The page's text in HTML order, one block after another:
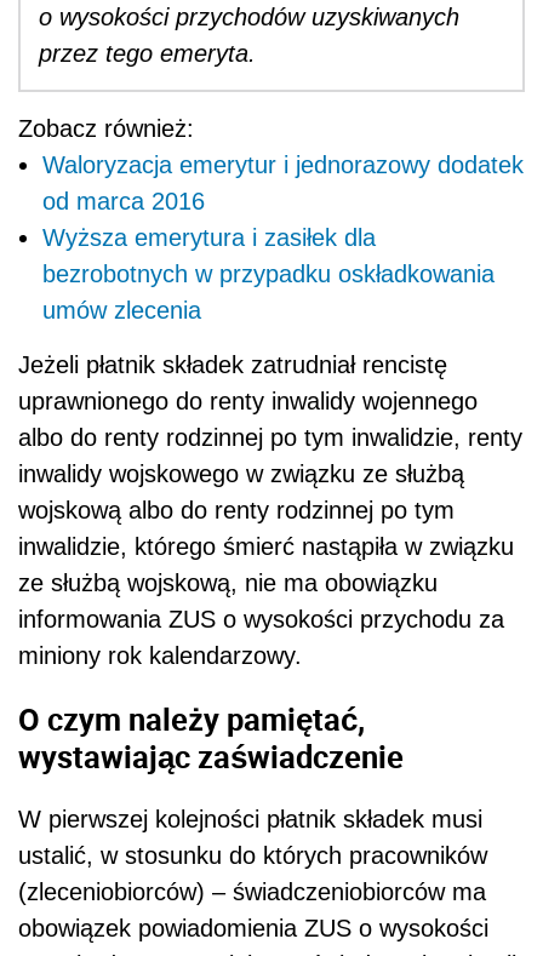
o wysokości przychodów uzyskiwanych
przez tego emeryta.
Zobacz również:
Waloryzacja emerytur i jednorazowy dodatek
od marca 2016
Wyższa emerytura i zasiłek dla
bezrobotnych w przypadku oskładkowania
umów zlecenia
Jeżeli płatnik składek zatrudniał rencistę
uprawnionego do renty inwalidy wojennego
albo do renty rodzinnej po tym inwalidzie, renty
inwalidy wojskowego w związku ze służbą
wojskową albo do renty rodzinnej po tym
inwalidzie, którego śmierć nastąpiła w związku
ze służbą wojskową, nie ma obowiązku
informowania ZUS o wysokości przychodu za
miniony rok kalendarzowy.
O czym należy pamiętać,
wystawiając zaświadczenie
W pierwszej kolejności płatnik składek musi
ustalić, w stosunku do których pracowników
(zleceniobiorców) – świadczeniobiorców ma
obowiązek powiadomienia ZUS o wysokości